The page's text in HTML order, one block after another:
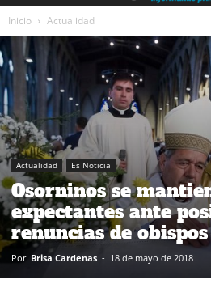
Inicio Actualidad
Actualidad Es Noticia
Osorninos se
expectantes ante
renuncias de
Por Brisa Cardenas - 18 de mayo de 2018